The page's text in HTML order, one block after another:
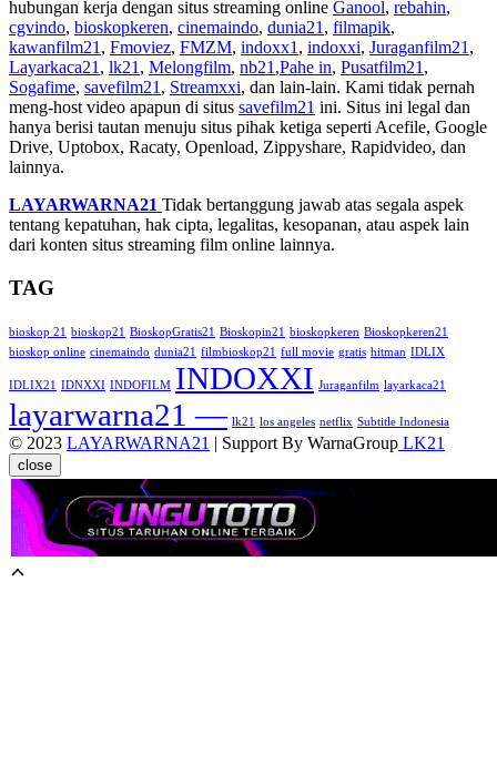
hubungan kerja dengan situs streaming online Ganool, rebahin,
cgvindo, bioskopkeren, cinemaindo, dunia21 , filmapik,
kawanfilm21 , Fmoviez, FMZM, indoxx1 , indoxxi, Juraganfilm21 ,
Layarkaca21 , lk21 , Melongfilm, nb21 ,Pahe in, Pusatfilm21 ,
Sogafime, savefilm21 , Streamxxi, dan lain-lain. Kami tidak pernah
meng-host video apapun di situs savefilm21 ini. Situs ini legal dan
hanya berisi tautan menuju situs pihak ketiga seperti Acefile, Google
Drive, Uptobox, Racaty, Openload, Zippyshare, Rapidvideo, dan
lainnya.
LAYARWARNA21 Tidak bertanggung jawab atas segala aspek
tentang kepatuhan, hak cipta, legalitas, kesopanan, atau aspek lain
dari konten situs streaming film online lainnya.
TAG
bioskop 21 bioskop21 BioskopGratis21 Bioskopin21 bioskopkeren Bioskopkeren21
bioskop online cinemaindo dunia21 filmbioskop21 full movie gratis hitman IDLIX
IDLIX21 IDNXXI INDOFILM INDOXXI Juraganfilm layarkaca21
layarwarna21 — lk21 los angeles netflix Subtitle Indonesia
© 2023 LAYARWARNA21 | Support By WarnaGroup LK21
close